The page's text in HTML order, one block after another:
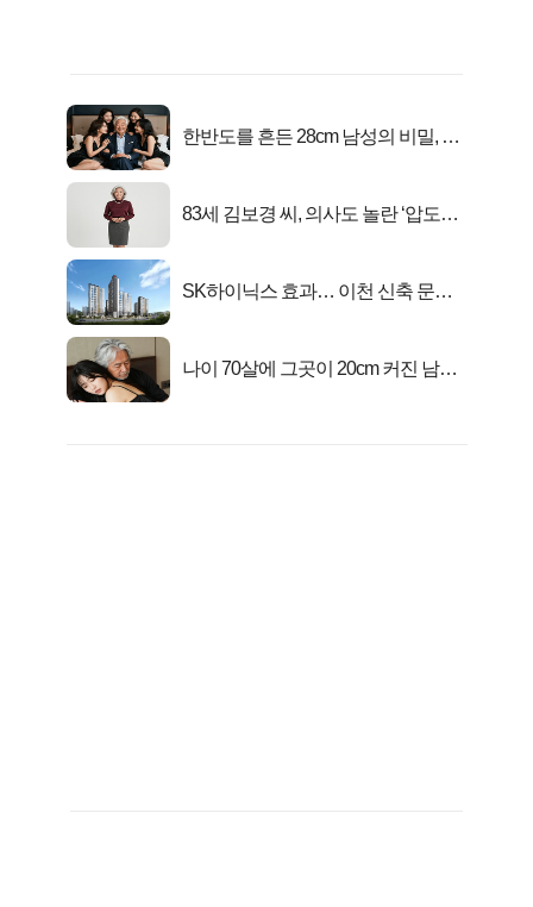
한반도를 흔든 28cm 남성의 비밀, 매
83세 김보경 씨, 의사도 놀란 ‘압도적
SK하이닉스 효과… 이천 신축 문의
나이 70살에 그곳이 20cm 커진 남자..